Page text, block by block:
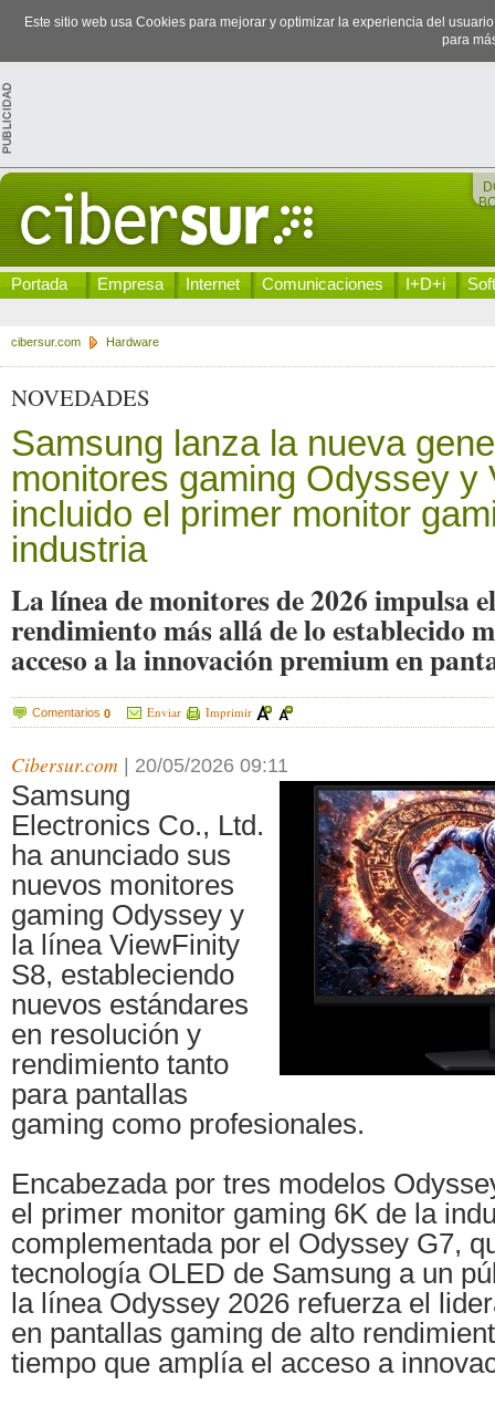
Este sitio web usa Cookies para mejorar y optimizar la experiencia del
para
Portada Empresa Internet Comunicaciones I+D+i
cibersur.com Hardware
NOVEDADES
Samsung lanza la nueva
monitores gaming Odyssey y
incluido el primer monitor
industria
La línea de monitores de 2026 impulsa
rendimiento más allá de lo establecido
acceso a la innovación premium en
Comentarios 0 Enviar Imprimir
Cibersur.com 20/05/2026 09:11
Samsung
Electronics Co., Ltd.
ha anunciado sus
nuevos monitores
gaming Odyssey y
la línea ViewFinity
S8, estableciendo
nuevos estándares
en resolución y
rendimiento tanto
para pantallas
gaming como profesionales.
Encabezada por tres modelos
el primer monitor gaming 6K de la
complementada por el Odyssey G7,
tecnología OLED de Samsung a un
la línea Odyssey 2026 refuerza el
en pantallas gaming de alto
tiempo que amplía el acceso a